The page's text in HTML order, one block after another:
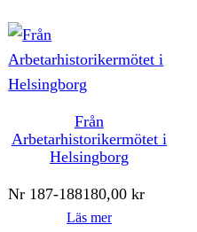
Från
Arbetarhistorikermötet i
Helsingborg
Nr 187-188180,00kr
Läs mer